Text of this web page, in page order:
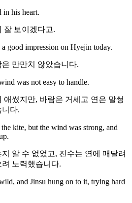
in his heart.
잘 보이겠다고.
good impression on Hyejin today.
만만치 않았습니다.
was not easy to handle.
애썼지만, 바람은 거세고 연은 말썽
다.
kite, but the wind was strong, and
알 수 없었고, 진수는 연에 매달려
노력했습니다.
and Jinsu hung on to it, trying hard